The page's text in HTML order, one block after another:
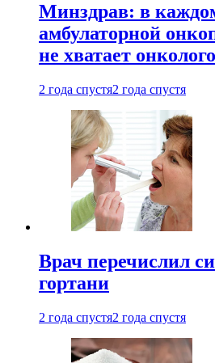
Минздрав: в
амбулаторной
не хватает
2 года спустя2 года спустя
Врач перечислил
гортани
2 года спустя2 года спустя